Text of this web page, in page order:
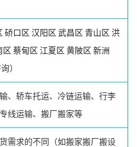
硚口区 汉阳区 武昌区 青山区 洪
区 蔡甸区 江夏区 黄陂区 新洲
）
、轿车托运、冷链运输、行李
线运输、搬厂搬家等
需求的不同（如搬家搬厂搬设